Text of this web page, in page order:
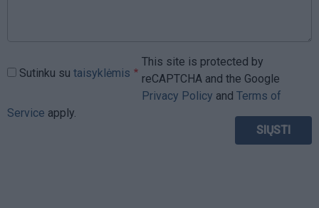
Sutinku su taisyklėmis
This site is protected by
reCAPTCHA and the Google
Privacy Policy and Terms of
Service apply.